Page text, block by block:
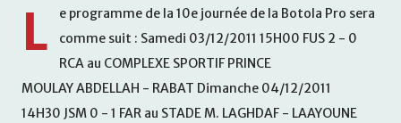
L
e programme de la 10e journée de la Botola Pro sera
comme suit : Samedi 03/12/2011 15H00 FUS 2 - 0
RCA au COMPLEXE SPORTIF PRINCE
MOULAY ABDELLAH - RABAT Dimanche 04/12/2011
14H30 JSM 0 - 1 FAR au STADE M. LAGHDAF - LAAYOUNE